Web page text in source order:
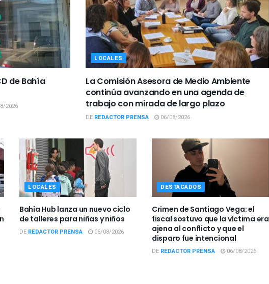
de Bahía
2026
LOCALES
La Comisión Asesora de Medio Ambiente
continúa avanzando en una agenda de
trabajo con mirada de largo plazo
DE REDACTOR PRENSA 06/08/2026
LOCALES
Bahía Hub lanza un nuevo ciclo
de talleres para niñas y niños
DE REDACTOR PRENSA 06/08/2026
DESTACADOS
Crimen de Santiago Vega: el
fiscal sostuvo que la víctima era
ajena al conflicto y que el
disparo fue intencional
DE REDACTOR PRENSA 06/08/2026